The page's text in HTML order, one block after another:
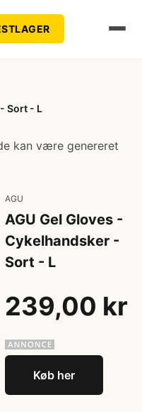
Sort - L
kan være genereret
AGU
AGU Gel Gloves -
Cykelhandsker -
Sort - L
239,00 kr
Køb her